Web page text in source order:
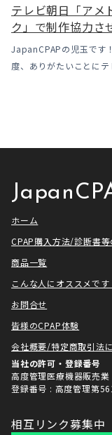
テレビ朝日「アメ
ク」で制作協力さ
ただきました
JapanCPAPの児玉です
度、ありがたいことにテ
ク様は長い歴史があり
ホーム
CPAP購入方法/診断書
商品一覧
こんな人にオススメです
お問合せ
皆様のCPAP体験
会社概要/特定商取引法
当社の許可・登録番号
高度管理医療機器販売
登録番号 : 高度管理第
相互リンク募集中